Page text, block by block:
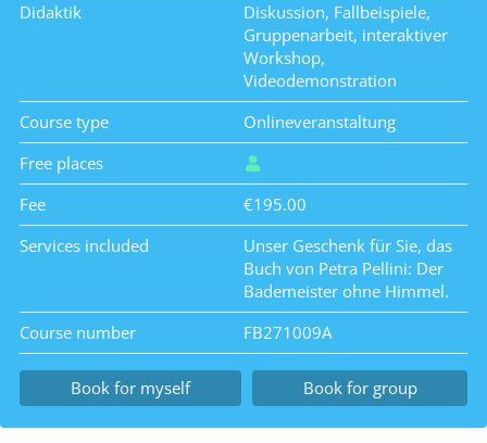
Didaktik
Diskussion, Fallbeispiele,
Gruppenarbeit, interaktiver
Workshop,
Videodemonstration
Course type
Onlineveranstaltung
Free places
Fee
€195.00
Services included
Unser Geschenk für Sie, das
Buch von Petra Pellini: Der
Bademeister ohne Himmel.
Course number
FB271009A
Book for myself Book for group